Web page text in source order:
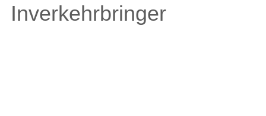
Inverkehrbringer